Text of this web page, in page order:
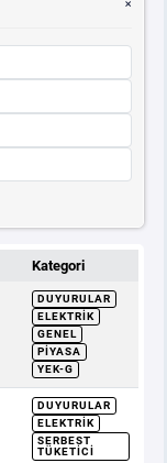
Kategori
DUYURULAR
ELEKTRIK
GENEL
PIYASA
YEK-G
DUYURULAR
ELEKTRIK
SERBEST
TÜKETICI